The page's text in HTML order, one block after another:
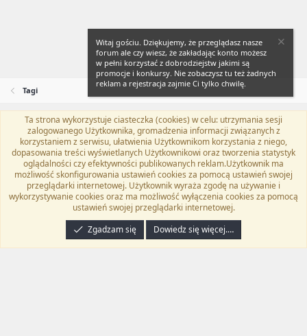
Tagi
Flat Awesome + (Parent DO NOT EDIT)
Polski (PL)
Kontakt
Regulamin Polityka prywatności Pomoc
TwitterKontakt
RSS
Community platform by XenForo® © 2010-2024 XenForo Ltd.
programyzadarmo.net.pl . | Xenforo Add-ons
Email Check by MPM.PM
Witaj gościu. Dziękujemy, że przeglądasz nasze
forum ale czy wiesz, że zakładając konto możesz
w pełni korzystać z dobrodziejstw jakimi są
promocje i konkursy. Nie zobaczysz tu też żadnych
reklam a rejestracja zajmie Ci tylko chwilę.
Ta strona wykorzystuje ciasteczka (cookies) w celu: utrzymania sesji
zalogowanego Użytkownika, gromadzenia informacji związanych z
korzystaniem z serwisu, ułatwienia Użytkownikom korzystania z niego,
dopasowania treści wyświetlanych Użytkownikowi oraz tworzenia statystyk
oglądalności czy efektywności publikowanych reklam.Użytkownik ma
możliwość skonfigurowania ustawień cookies za pomocą ustawień swojej
przeglądarki internetowej. Użytkownik wyraża zgodę na używanie i
wykorzystywanie cookies oraz ma możliwość wyłączenia cookies za pomocą
ustawień swojej przeglądarki internetowej.
Zgadzam się
Dowiedz się więcej.…